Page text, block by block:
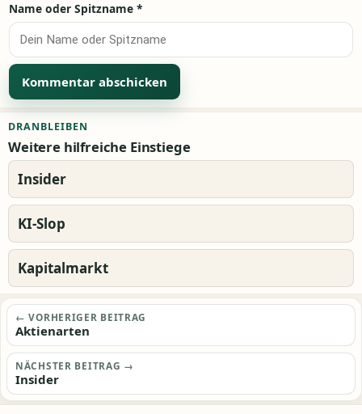
Name oder Spitzname *
DRANBLEIBEN
Weitere hilfreiche Einstiege
Insider
KI-Slop
Kapitalmarkt
Beitragsnavigation
← VORHERIGER BEITRAG
Aktienarten
NÄCHSTER BEITRAG →
Insider